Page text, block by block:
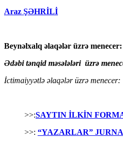
Araz ŞƏHRİLİ
Beynəlxalq əlaqələr üzrə menecer:
Ədəbi tənqid məsələləri üzrə
İctimaiyyətlə əlaqələr üzrə menecer:
>>:SAYTIN İLKİN
>>: “YAZARLAR”